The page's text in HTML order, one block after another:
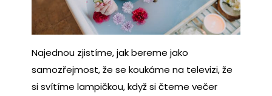
Najednou zjistíme, jak bereme jako
samozřejmost, že se koukáme na televizi, že
si svítíme lampičkou, když si čteme večer